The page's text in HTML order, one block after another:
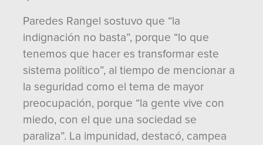
Paredes Rangel sostuvo que “la
indignación no basta”, porque “lo que
tenemos que hacer es transformar este
sistema político”, al tiempo de mencionar a
la seguridad como el tema de mayor
preocupación, porque “la gente vive con
miedo, con el que una sociedad se
paraliza”. La impunidad, destacó, campea